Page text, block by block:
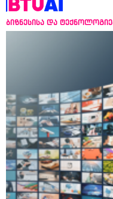
ბიზნესისა და